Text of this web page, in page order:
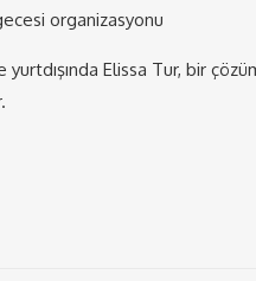
organizasyonu
Elissa Tur, bir